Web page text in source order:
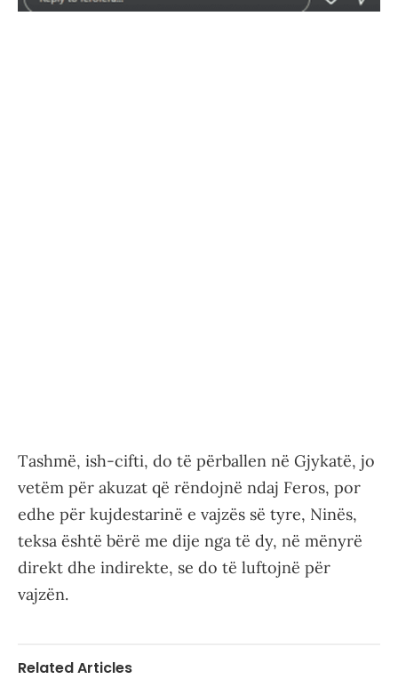
Tashmë, ish-cifti, do të përballen në Gjykatë, jo
vetëm për akuzat që rëndojnë ndaj Feros, por
edhe për kujdestarinë e vajzës së tyre, Ninës,
teksa është bërë me dije nga të dy, në mënyrë
direkt dhe indirekte, se do të luftojnë për
vajzën.
Related Articles